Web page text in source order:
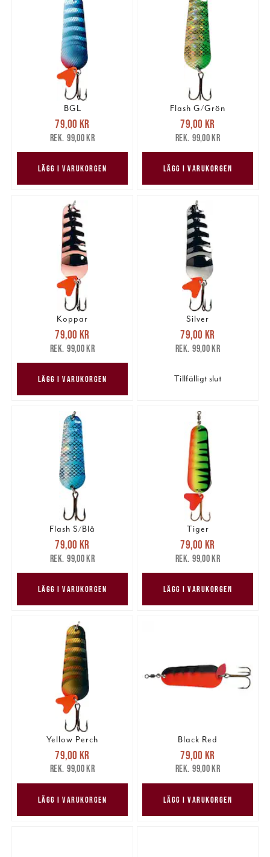
BGL
Nuvarande pris
79,00 krTidigare pris
99,00 kr
79,00 kr
99,00 kr
LÄGG I VARUKORGEN
Flash G/Grön
Nuvarande pris
79,00 krTidigare pris
99,00 kr
79,00 kr
99,00 kr
LÄGG I VARUKORGEN
Koppar
Nuvarande pris
79,00 krTidigare pris
99,00 kr
79,00 kr
99,00 kr
LÄGG I VARUKORGEN
Silver
Nuvarande pris
79,00 krTidigare pris
99,00 kr
79,00 kr
99,00 kr
Tillfälligt slut
Flash S/Blå
Nuvarande pris
79,00 krTidigare pris
99,00 kr
79,00 kr
99,00 kr
LÄGG I VARUKORGEN
Tiger
Nuvarande pris
79,00 krTidigare pris
99,00 kr
79,00 kr
99,00 kr
LÄGG I VARUKORGEN
Yellow Perch
Nuvarande pris
79,00 krTidigare pris
99,00 kr
79,00 kr
99,00 kr
LÄGG I VARUKORGEN
Black Red
Nuvarande pris
79,00 krTidigare pris
99,00 kr
79,00 kr
99,00 kr
LÄGG I VARUKORGEN